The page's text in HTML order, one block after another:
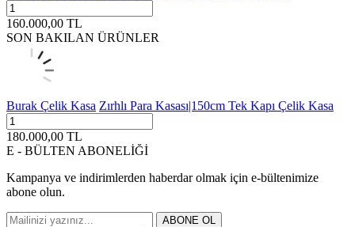
160.000,00 TL
SON BAKILAN ÜRÜNLER
Burak Çelik Kasa Zırhlı Para Kasası|150cm Tek Kapı Çelik Kasa
180.000,00 TL
E - BÜLTEN ABONELİĞİ
Kampanya ve indirimlerden haberdar olmak için e-bültenimize
abone olun.
ABONE OL